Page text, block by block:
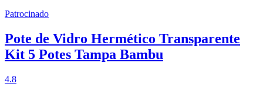
Patrocinado
Pote de Vidro Hermético Transparente
Kit 5 Potes Tampa Bambu
4.8